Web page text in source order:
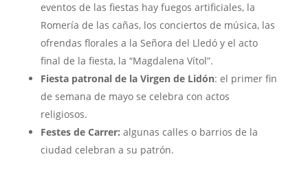
eventos de las fiestas hay fuegos artificiales, la
Romería de las cañas, los conciertos de música, las
ofrendas florales a la Señora del Lledó y el acto
final de la fiesta, la “Magdalena Vítol”.
Fiesta patronal de la Virgen de Lidón: el primer fin
de semana de mayo se celebra con actos
religiosos.
Festes de Carrer: algunas calles o barrios de la
ciudad celebran a su patrón.